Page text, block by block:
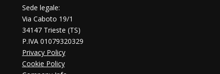
Sede legale:
Via Caboto 19/1
34147 Trieste (TS)
P.IVA 01079320329
Privacy Policy
Cookie Policy